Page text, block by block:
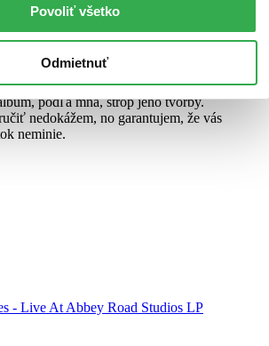
Povoliť všetko
Odmietnuť
napísal recenziu
hudba už lepšia byť nemôže. Omyl.
podľa mňa, strop jeho tvorby.
nedokážem, no garantujem, že vás
neminie.
- Live At Abbey Road Studios LP